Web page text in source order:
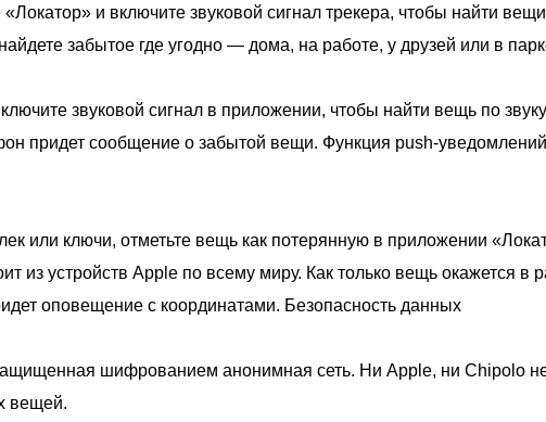
и включите звуковой сигнал трекера, чтобы найти
забытое где угодно — дома, на работе, у друзей или в
звуковой сигнал в приложении, чтобы найти вещь по
придет сообщение о забытой вещи. Функция push-уведомлений
или ключи, отметьте вещь как потерянную в приложении
из устройств Apple по всему миру. Как только вещь окажется в
оповещение с координатами. Безопасность данных
шифрованием анонимная сеть. Ни Apple, ни Chipolo
вещей.